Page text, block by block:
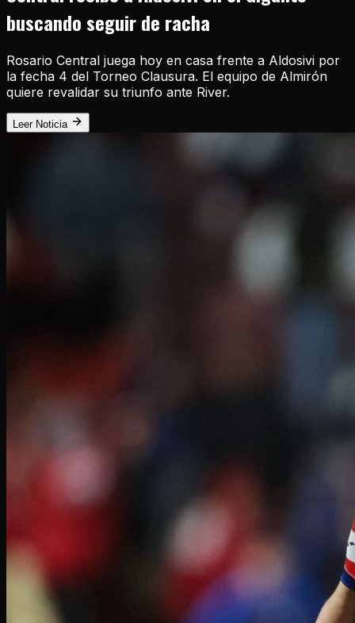
buscando seguir de racha
Rosario Central juega hoy en casa frente a Aldosivi por
la fecha 4 del Torneo Clausura. El equipo de Almirón
quiere revalidar su triunfo ante River.
Leer Noticia